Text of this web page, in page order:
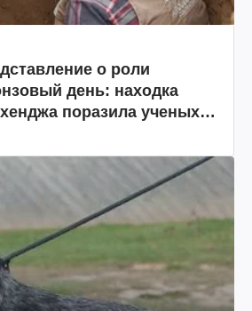
о роли
день: находка
поразила ученых